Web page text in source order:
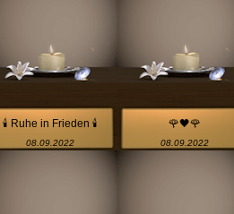
🕯 Ruhe in Frieden 🕯
08.09.2022
🌹🖤🌹
08.09.2022